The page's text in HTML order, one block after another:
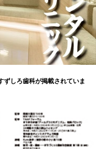
ずしろ歯科が掲載されていま